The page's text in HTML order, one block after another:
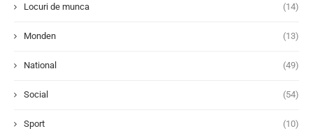
Locuri de munca (14)
Monden (13)
National (49)
Social (54)
Sport (10)